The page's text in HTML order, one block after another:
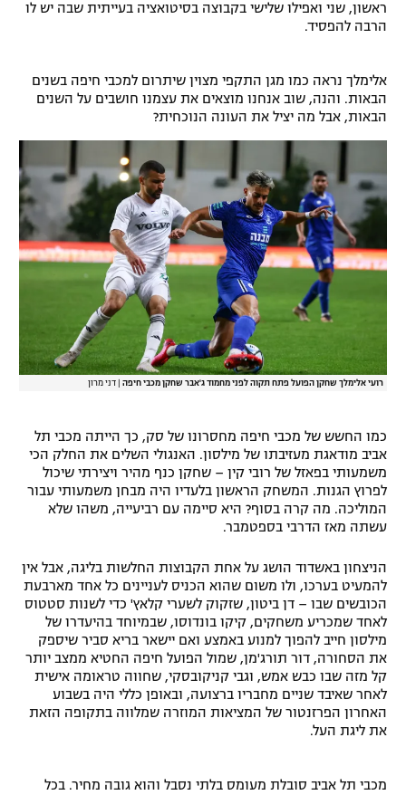
ראשון, שני ואפילו שלישי בקבוצה בסיטואציה בעייתית שבה יש לו
הרבה להפסיד.
אלימלך נראה כמו מגן התקפי מצוין שיתרום למכבי חיפה בשנים
הבאות. והנה, שוב אנחנו מוצאים את עצמנו חושבים על השנים
הבאות, אבל מה יציל את העונה הנוכחית?
רועי אלימלך שחקן הפועל פתח תקוה לפני מחמוד ג'אבר שחקן מכבי חיפה דני מרון
כמו החשש של מכבי חיפה מחסרונו של סק, כך הייתה מכבי תל
אביב מודאגת מעזיבתו של מילסון. האנגולי השלים את החלק הכי
משמעותי בפאזל של רובי קין – שחקן כנף מהיר ויצירתי שיכול
לפרוץ הגנות. המשחק הראשון בלעדיו היה מבחן משמעותי עבור
המוליכה. מה קרה בסוף? היא סיימה עם רביעייה, משהו שלא
עשתה מאז הדרבי בספטמבר.
הניצחון באשדוד הושג על אחת הקבוצות החלשות בליגה, אבל אין
להמעיט בערכו, ולו משום שהוא הכניס לעניינים כל אחד מארבעת
הכובשים שבו – דן ביטון, שזקוק לשערי קלאץ' כדי לשנות סטטוס
לאחד שמכריע משחקים, קיקו בונדוסו, שבמיוחד בהיעדרו של
מילסון חייב להפוך למנוע באמצע ואם יישאר בריא סביר שיספק
את הסחורה, דור תורג'מן, שמול הפועל חיפה החטיא ממצב יותר
קל מזה שבו כבש אמש, וגבי קניקובסקי, שחווה טראומה אישית
לאחר שאיבד שניים מחבריו ברצועה, ובאופן כללי היה בשבוע
האחרון הפרזנטור של המציאות המוזרה שמלווה בתקופה הזאת
את ליגת העל.
מכבי תל אביב סובלת מעומס בלתי נסבל והוא גובה מחיר. בכל